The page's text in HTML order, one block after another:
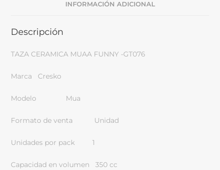
INFORMACIÓN ADICIONAL
Descripción
TAZA CERAMICA MUAA FUNNY -GT076
Marca Cresko
Modelo Mua
Formato de venta Unidad
Unidades por pack 1
Capacidad en volumen 350 cc